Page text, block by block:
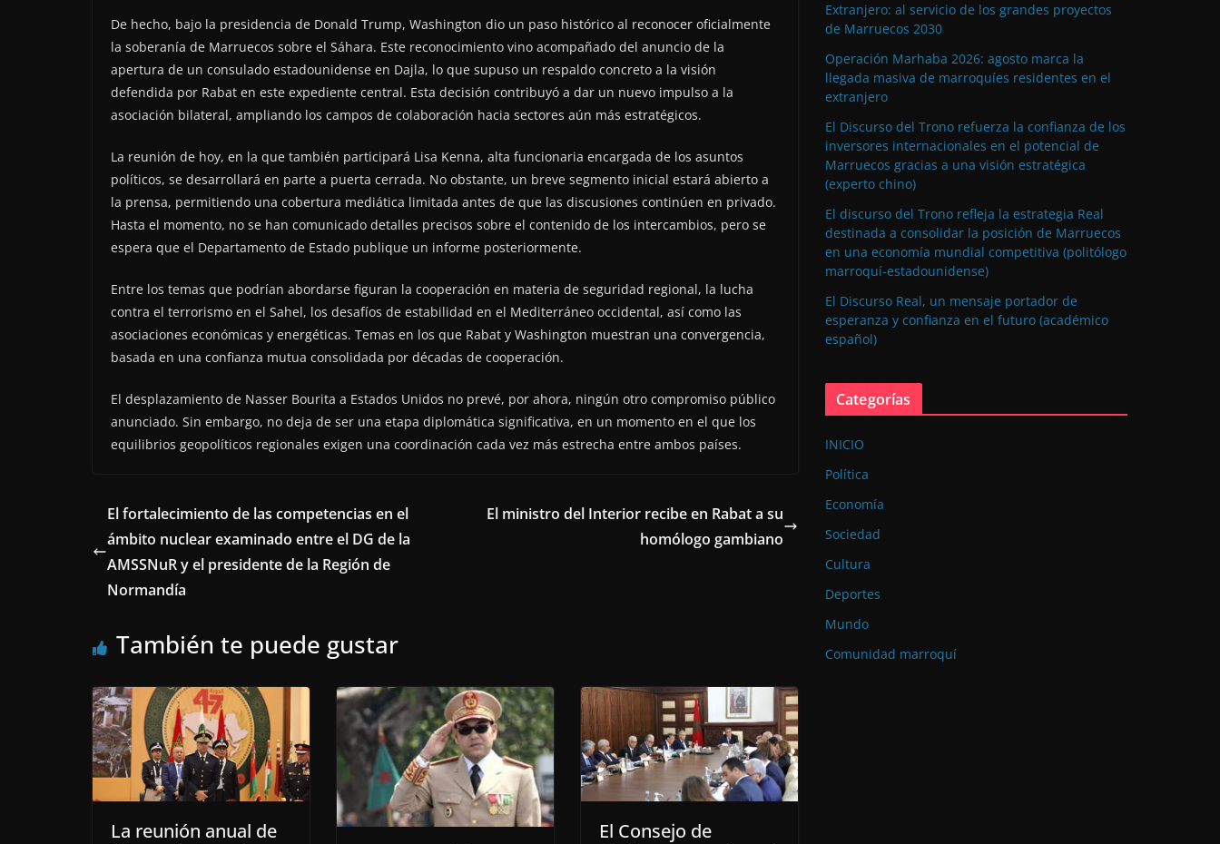
De hecho, bajo la presidencia de Donald Trump, Washington dio un paso histórico al reconocer oficialmente
la soberanía de Marruecos sobre el Sáhara. Este reconocimiento vino acompañado del anuncio de la
apertura de un consulado estadounidense en Dajla, lo que supuso un respaldo concreto a la visión
defendida por Rabat en este expediente central. Esta decisión contribuyó a dar un nuevo impulso a la
asociación bilateral, ampliando los campos de colaboración hacia sectores aún más estratégicos.
La reunión de hoy, en la que también participará Lisa Kenna, alta funcionaria encargada de los asuntos
políticos, se desarrollará en parte a puerta cerrada. No obstante, un breve segmento inicial estará abierto a
la prensa, permitiendo una cobertura mediática limitada antes de que las discusiones continúen en privado.
Hasta el momento, no se han comunicado detalles precisos sobre el contenido de los intercambios, pero se
espera que el Departamento de Estado publique un informe posteriormente.
Entre los temas que podrían abordarse figuran la cooperación en materia de seguridad regional, la lucha
contra el terrorismo en el Sahel, los desafíos de estabilidad en el Mediterráneo occidental, así como las
asociaciones económicas y energéticas. Temas en los que Rabat y Washington muestran una convergencia,
basada en una confianza mutua consolidada por décadas de cooperación.
El desplazamiento de Nasser Bourita a Estados Unidos no prevé, por ahora, ningún otro compromiso público
anunciado. Sin embargo, no deja de ser una etapa diplomática significativa, en un momento en el que los
equilibrios geopolíticos regionales exigen una coordinación cada vez más estrecha entre ambos países.
El fortalecimiento de las competencias en el
ámbito nuclear examinado entre el DG de la
AMSSNuR y el presidente de la Región de
Normandía
El ministro del Interior recibe en Rabat a su
homólogo gambiano
También te puede gustar
La reunión anual de
El Consejo de
Extranjero: al servicio de los grandes proyectos
de Marruecos 2030
Operación Marhaba 2026: agosto marca la
llegada masiva de marroquíes residentes en el
extranjero
El Discurso del Trono refuerza la confianza de los
inversores internacionales en el potencial de
Marruecos gracias a una visión estratégica
(experto chino)
El discurso del Trono refleja la estrategia Real
destinada a consolidar la posición de Marruecos
en una economía mundial competitiva (politólogo
marroquí-estadounidense)
El Discurso Real, un mensaje portador de
esperanza y confianza en el futuro (académico
español)
Categorías
INICIO
Política
Economía
Sociedad
Cultura
Deportes
Mundo
Comunidad marroquí